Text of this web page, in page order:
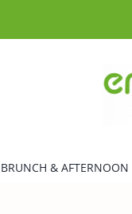
BRUNCH & AFTERNOON